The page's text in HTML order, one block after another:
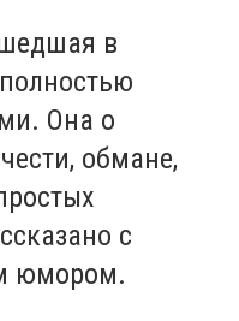
в
Она о
обмане,
с
юмором.